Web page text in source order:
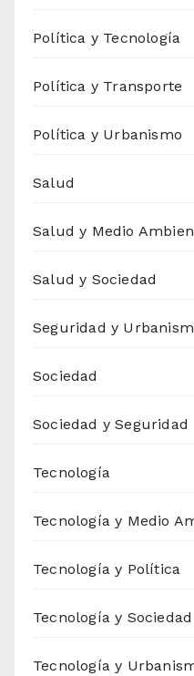
Política y Tecnología
Política y Transporte
Política y Urbanismo
Salud
Salud y Medio
Salud y Sociedad
Seguridad y
Sociedad
Sociedad y Seguridad
Tecnología
Tecnología y Medio
Tecnología y Política
Tecnología y Sociedad
Tecnología y